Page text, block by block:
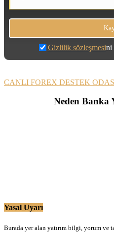
Gizlilik sözleşmesini
CANLI FOREX DESTEK
Neden Banka
Yasal Uyarı
Burada yer alan yatırım bilgi, yorum ve